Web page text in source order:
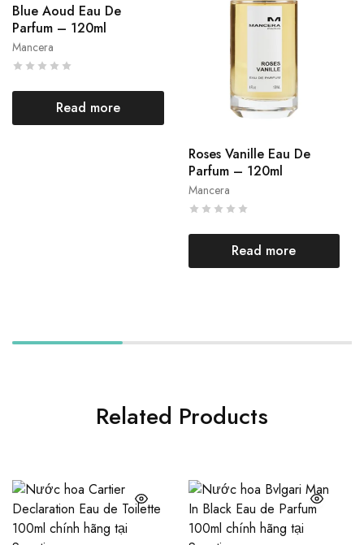
Mancera
Blue Aoud Eau De
Parfum – 120ml
Read more
Mancera
Roses Vanille Eau De
Parfum – 120ml
Read more
Related Products